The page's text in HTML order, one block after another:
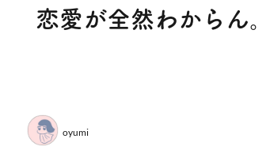
恋愛が全然わからん
oyumi